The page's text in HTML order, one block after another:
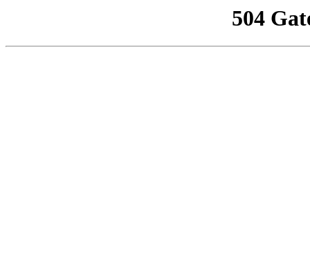
504